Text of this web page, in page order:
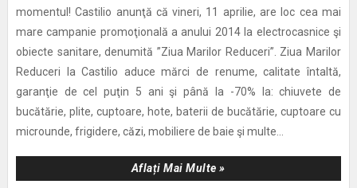
momentul! Castilio anunţă că vineri, 11 aprilie, are loc cea mai
mare campanie promoţională a anului 2014 la electrocasnice şi
obiecte sanitare, denumită ”Ziua Marilor Reduceri”. Ziua Marilor
Reduceri la Castilio aduce mărci de renume, calitate întaltă,
garanţie de cel puţin 5 ani şi până la -70% la: chiuvete de
bucătărie, plite, cuptoare, hote, baterii de bucătărie, cuptoare cu
microunde, frigidere, căzi, mobiliere de baie şi multe...
Aflați Mai Multe »